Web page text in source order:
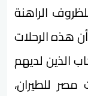
الراهنة
هذه الرحلات
الذين لديهم
للطيران،